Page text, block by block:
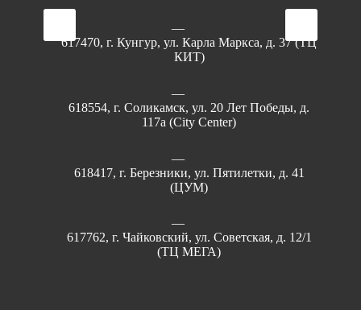
617470, г. Кунгур, ул. Карла Маркса, д. 37 (ТЦ
КИТ)
618554, г. Соликамск, ул. 20 Лет Победы, д.
117а (City Center)
618417, г. Березники, ул. Пятилетки, д. 41
(ЦУМ)
617762, г. Чайковский, ул. Советская, д. 12/1
(ТЦ МЕГА)